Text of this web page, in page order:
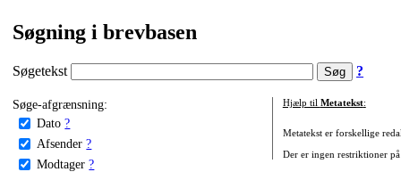
Søgning i brevbasen
Søgetekst ?
Søge-afgrænsning:
Dato ?
Afsender ?
Modtager ?
Hjælp til Metatekst:
Metatekst er forskellige
Der er ingen restriktioner